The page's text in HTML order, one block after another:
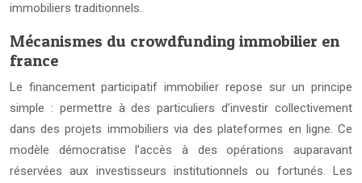
immobiliers traditionnels.
Mécanismes du crowdfunding immobilier en
france
Le financement participatif immobilier repose sur un principe
simple : permettre à des particuliers d’investir collectivement
dans des projets immobiliers via des plateformes en ligne. Ce
modèle démocratise l’accès à des opérations auparavant
réservées aux investisseurs institutionnels ou fortunés. Les